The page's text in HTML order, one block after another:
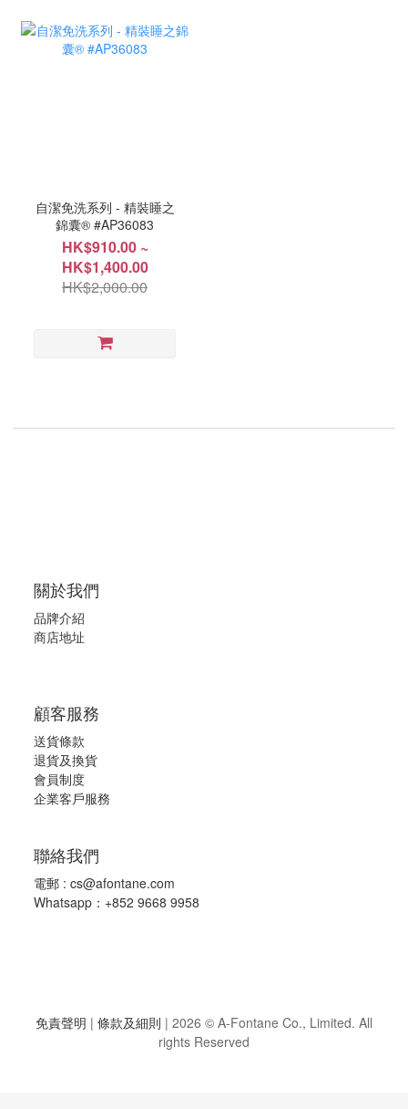
自潔免洗系列 - 精裝睡之
錦囊® #AP36083
HK$910.00 ~
HK$1,400.00
HK$2,000.00
關於我們
品牌介紹
商店地址
顧客服務
送貨條款
退貨及換貨
會員制度
企業客戶服務
聯絡我們
電郵 : cs@afontane.com
Whatsapp：+852 9668 9958
免責聲明 | 條款及細則 | 2026 © A-Fontane Co., Limited. All
rights Reserved